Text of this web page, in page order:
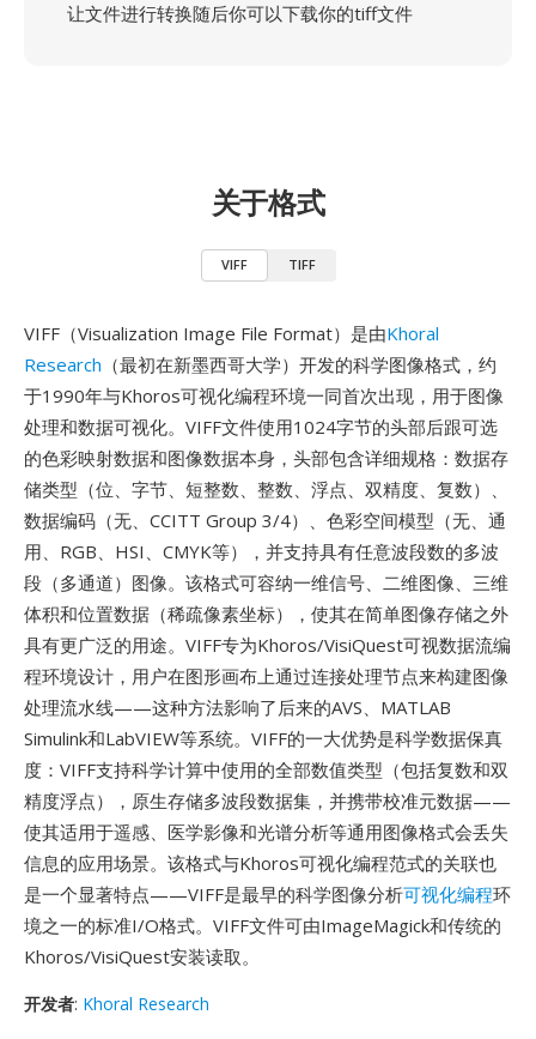
让文件进行转换随后你可以下载你的tiff文件
关于格式
VIFF TIFF
VIFF（Visualization Image File Format）是由Khoral
Research （最初在新墨西哥大学）开发的科学图像格式，约
于1990年与Khoros可视化编程环境一同首次出现，用于图像
处理和数据可视化。VIFF文件使用1024字节的头部后跟可选
的色彩映射数据和图像数据本身，头部包含详细规格：数据存
储类型（位、字节、短整数、整数、浮点、双精度、复数）、
数据编码（无、CCITT Group 3/4）、色彩空间模型（无、通
用、RGB、HSI、CMYK等），并支持具有任意波段数的多波
段（多通道）图像。该格式可容纳一维信号、二维图像、三维
体积和位置数据（稀疏像素坐标），使其在简单图像存储之外
具有更广泛的用途。VIFF专为Khoros/VisiQuest可视数据流编
程环境设计，用户在图形画布上通过连接处理节点来构建图像
处理流水线——这种方法影响了后来的AVS、MATLAB
Simulink和LabVIEW等系统。VIFF的一大优势是科学数据保真
度：VIFF支持科学计算中使用的全部数值类型（包括复数和双
精度浮点），原生存储多波段数据集，并携带校准元数据——
使其适用于遥感、医学影像和光谱分析等通用图像格式会丢失
信息的应用场景。该格式与Khoros可视化编程范式的关联也
是一个显著特点——VIFF是最早的科学图像分析可视化编程环
境之一的标准I/O格式。VIFF文件可由ImageMagick和传统的
Khoros/VisiQuest安装读取。
开发者: Khoral Research